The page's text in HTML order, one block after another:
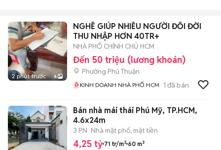
2 phút trước 6
NGHỀ GIÚP NHIỀU NGƯỜI ĐỔI ĐỜI
THU NHẬP HƠN 40TR+
NHÀ PHỐ CHÍNH CHỦ HCM
Đến 50 triệu (lương khoán)
Phường Phú Thuận
KINH DOANH NHÀ PHỐ HCM 1 đã bán
Bán nhà mái thái Phú Mỹ, TP.HCM,
4.6x24m
3 PN Nhà mặt phố, mặt tiền
4,25 tỷ 71 tr/m² 60 m²